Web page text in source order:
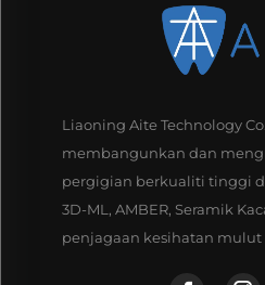
Liaoning Aite Technology
membangunkan dan
pergigian berkualiti tinggi
3D-ML, AMBER, Seramik
penjagaan kesihatan mulut